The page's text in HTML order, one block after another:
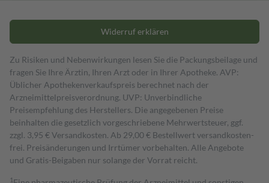
Widerruf erklären
Zu Risiken und Nebenwirkungen lesen Sie die Packungsbeilage und
fragen Sie Ihre Ärztin, Ihren Arzt oder in Ihrer Apotheke. AVP:
Üblicher Apothekenverkaufspreis berechnet nach der
Arzneimittelpreisverordnung. UVP: Unverbindliche
Preisempfehlung des Herstellers. Die angegebenen Preise
beinhalten die gesetzlich vorgeschriebene Mehrwertsteuer, ggf.
zzgl. 3,95 € Versandkosten. Ab 29,00 € Bestell­wert versand­kosten­
frei. Preisänderungen und Irrtümer vorbehalten. Alle Angebote
und Gratis-Beigaben nur solange der Vorrat reicht.
1